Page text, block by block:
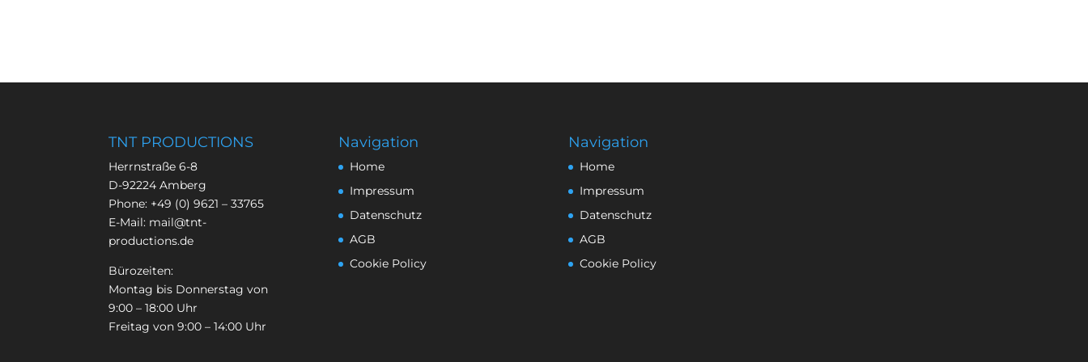
TNT PRODUCTIONS
Herrnstraße 6-8
D-92224 Amberg
Phone: +49 (0) 9621 – 33765
E-Mail: mail@tnt-
productions.de
Bürozeiten:
Montag bis Donnerstag von
9:00 – 18:00 Uhr
Freitag von 9:00 – 14:00 Uhr
Navigation
Home
Impressum
Datenschutz
AGB
Cookie Policy
Navigation
Home
Impressum
Datenschutz
AGB
Cookie Policy